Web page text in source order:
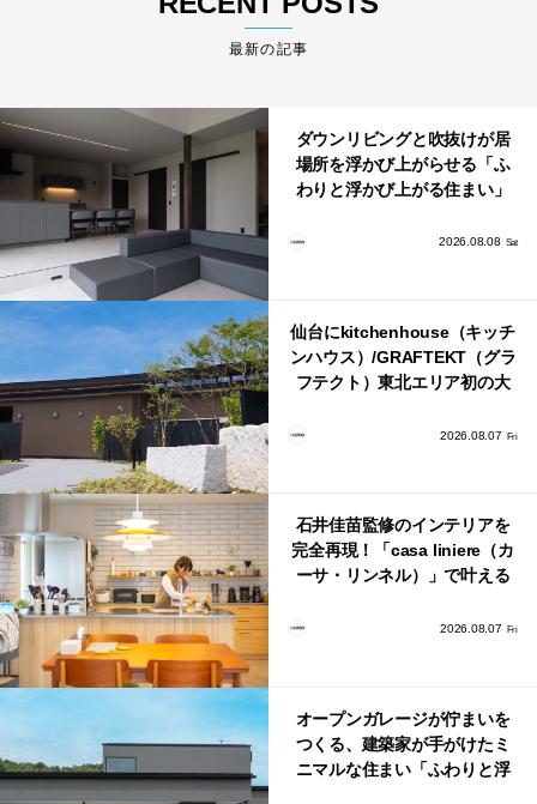
最新の記事
ダウンリビングと吹抜けが居
場所を浮かび上がらせる「ふ
わりと浮かび上がる住まい」
2026.08.08 Sat
仙台にkitchenhouse（キッチ
ンハウス）/GRAFTEKT（グラ
フテクト）東北エリア初の大
2026.08.07 Fri
石井佳苗監修のインテリアを
完全再現！「casa liniere（カ
ーサ・リンネル）」で叶える
2026.08.07 Fri
オープンガレージが佇まいを
つくる、建築家が手がけたミ
ニマルな住まい「ふわりと浮